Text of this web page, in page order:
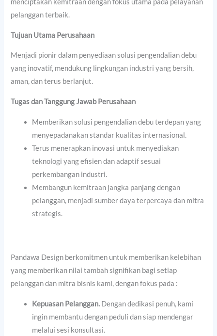
menciptakan kemitraan dengan fokus utama pada pelayanan
pelanggan terbaik.
Tujuan Utama Perusahaan
Menjadi pionir dalam penyediaan solusi pengendalian debu
yang inovatif, mendukung lingkungan industri yang bersih,
aman, dan terus berlanjut.
Tugas dan Tanggung Jawab Perusahaan
Memberikan solusi pengendalian debu terdepan yang
menyepadanakan standar kualitas internasional.
Terus menerapkan inovasi untuk menyediakan
teknologi yang efisien dan adaptif sesuai
perkembangan industri.
Membangun kemitraan jangka panjang dengan
pelanggan, menjadi sumber daya terpercaya dan mitra
strategis.
Pandawa Design berkomitmen untuk memberikan kelebihan
yang memberikan nilai tambah signifikan bagi setiap
pelanggan dan mitra bisnis kami, dengan fokus pada :
Kepuasan Pelanggan. Dengan dedikasi penuh, kami
ingin membantu dengan peduli dan siap mendengar
melalui sesi konsultasi.